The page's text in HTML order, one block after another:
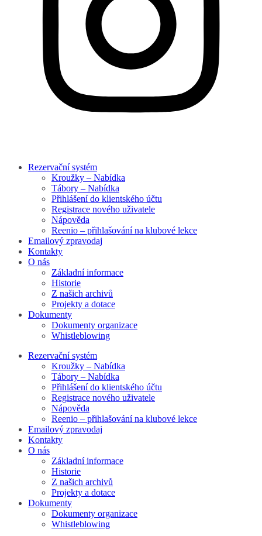
Rezervační systém
Kroužky – Nabídka
Tábory – Nabídka
Přihlášení do klientského účtu
Registrace nového uživatele
Nápověda
Reenio – přihlašování na klubové lekce
Emailový zpravodaj
Kontakty
O nás
Základní informace
Historie
Z našich archivů
Projekty a dotace
Dokumenty
Dokumenty organizace
Whistleblowing
Rezervační systém
Kroužky – Nabídka
Tábory – Nabídka
Přihlášení do klientského účtu
Registrace nového uživatele
Nápověda
Reenio – přihlašování na klubové lekce
Emailový zpravodaj
Kontakty
O nás
Základní informace
Historie
Z našich archivů
Projekty a dotace
Dokumenty
Dokumenty organizace
Whistleblowing